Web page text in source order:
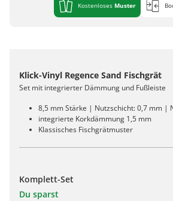
Kostenloses Muster
Klick-Vinyl Regence Sand Fischgrät
Set mit integrierter Dämmung und Fußleiste
8,5 mm Stärke | Nutzschicht: 0,7 mm |
integrierte Korkdämmung 1,5 mm
Klassisches Fischgrätmuster
Komplett-Set
Du sparst